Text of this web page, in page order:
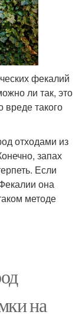
фекалий
ли так, это
вреде такого
отходами из
запах
Если
она
методе
на